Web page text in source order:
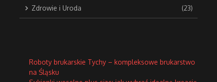
Zdrowie i Uroda (23)
Roboty brukarskie Tychy – kompleksowe brukarstwo
na Śląsku